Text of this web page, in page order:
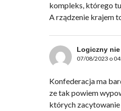
kompleks, którego
A rządzenie krajem
Logiczny
07/08/2023 o
Konfederacja ma
ze tak powiem
których zacytowanie